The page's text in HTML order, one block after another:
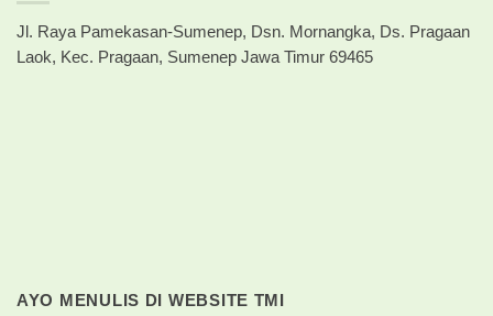
Jl. Raya Pamekasan-Sumenep, Dsn. Mornangka, Ds. Pragaan
Laok, Kec. Pragaan, Sumenep Jawa Timur 69465
AYO MENULIS DI WEBSITE TMI